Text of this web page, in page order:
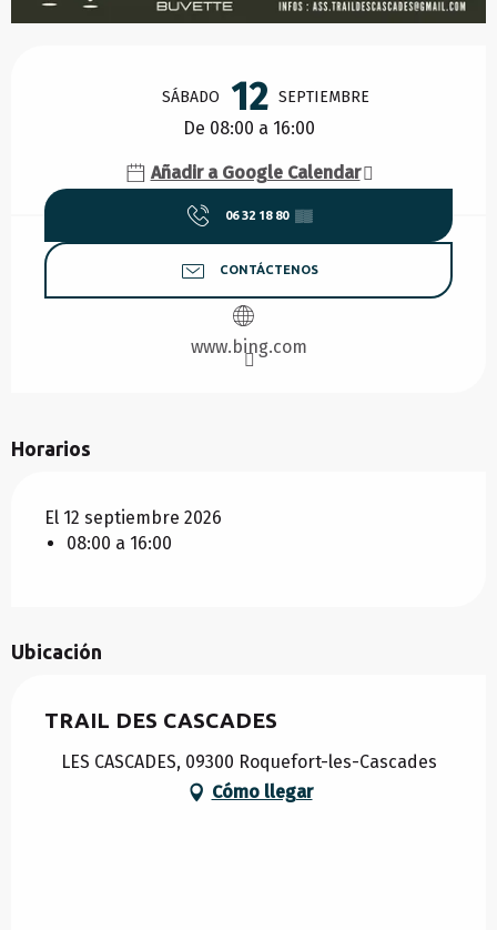
SÁBADO 12 SEPTIEMBRE
De 08:00 a 16:00
Añadir a Google Calendar
06 32 18 80 ▒▒
CONTÁCTENOS
www.bing.com
Horarios
El 12 septiembre 2026
08:00 a 16:00
Ubicación
TRAIL DES CASCADES
LES CASCADES, 09300 Roquefort-les-Cascades
Cómo llegar